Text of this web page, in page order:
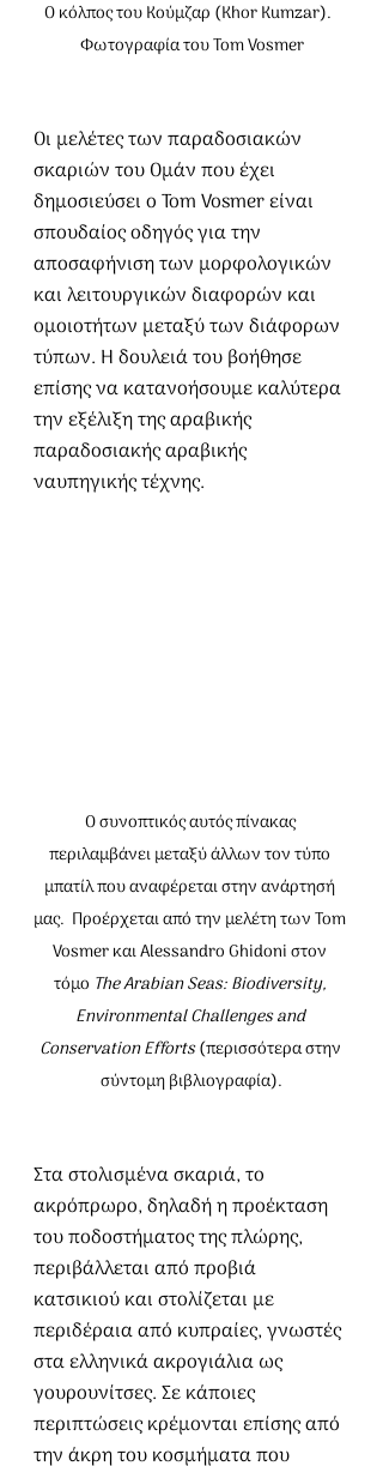
Ο κόλπος του Κούμζαρ (Khor Kumzar).
Φωτογραφία του Tom Vosmer
Οι μελέτες των παραδοσιακών
σκαριών του Ομάν που έχει
δημοσιεύσει ο Tom Vosmer είναι
σπουδαίος οδηγός για την
αποσαφήνιση των μορφολογικών
και λειτουργικών διαφορών και
ομοιοτήτων μεταξύ των διάφορων
τύπων. Η δουλειά του βοήθησε
επίσης να κατανοήσουμε καλύτερα
την εξέλιξη της αραβικής
παραδοσιακής αραβικής
ναυπηγικής τέχνης.
Ο συνοπτικός αυτός πίνακας
περιλαμβάνει μεταξύ άλλων τον τύπο
μπατίλ που αναφέρεται στην ανάρτησή
μας.  Προέρχεται από την μελέτη των Tom
Vosmer και Alessandro Ghidoni στον
τόμο The Arabian Seas: Biodiversity,
Environmental Challenges and
Conservation Efforts (περισσότερα στην
σύντομη βιβλιογραφία).
Στα στολισμένα σκαριά, το
ακρόπρωρο, δηλαδή η προέκταση
του ποδοστήματος της πλώρης,
περιβάλλεται από προβιά
κατσικιού και στολίζεται με
περιδέραια από κυπραίες, γνωστές
στα ελληνικά ακρογιάλια ως
γουρουνίτσες. Σε κάποιες
περιπτώσεις κρέμονται επίσης από
την άκρη του κοσμήματα που